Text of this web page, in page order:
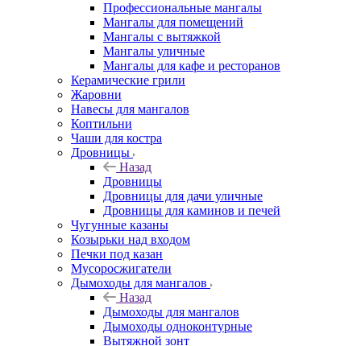
Профессиональные мангалы
Мангалы для помещений
Мангалы с вытяжкой
Мангалы уличные
Мангалы для кафе и ресторанов
Керамические грили
Жаровни
Навесы для мангалов
Коптильни
Чаши для костра
Дровницы
Назад
Дровницы
Дровницы для дачи уличные
Дровницы для каминов и печей
Чугунные казаны
Козырьки над входом
Печки под казан
Мусоросжигатели
Дымоходы для мангалов
Назад
Дымоходы для мангалов
Дымоходы одноконтурные
Вытяжной зонт